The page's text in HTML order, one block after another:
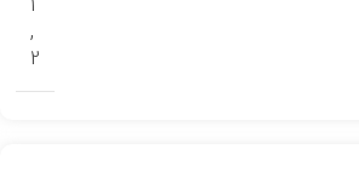
1
,
2